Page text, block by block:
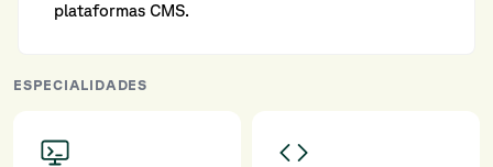
plataformas CMS.
ESPECIALIDADES